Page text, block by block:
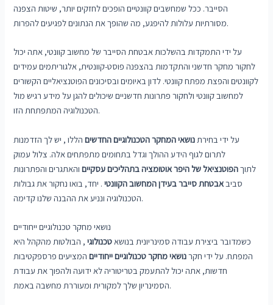
הסייבר. ככל שמחשבים קוונטיים הופכים לחזקים יותר, שיטות הצפנה
מסורתיות עלולות להיפגע, מה שהופך את הנתונים לפגיעים להפרות.
על ידי התמקדות בהשלכות אבטחת הסייבר של מחשוב קוונטי, אתה יכול
לחקור מחקר חדשני והתקדמות בהצפנה פוסט-קוונטית, אלגוריתמים עמידים
לקוונטים והפצת מפתח קוונטי. לדון באיומים ובסיכונים הפוטנציאליים הקשורים
למחשוב קוונטי ולחקור פתרונות חדשניים שיכולים להגן על מידע רגיש מול
הטכנולוגיה המתפתחת הזו.
על ידי בחירת נושאי המחקר הטכנולוגיים החדשיםהללו , יש לך הזדמנות
לתרום לגוף הידע ההולך וגדל בתחומים מתפתחים אלה. צלול עמוק
לתוךהפוטנציאל של היפר אוטומציה בתהליכים עסקייםוהאתגרים והפתרונות
סביבאבטחת סייבר בעידן המחשוב הקוונטי. יחד, בואו נחקור את גבולות
הטכנולוגיה ונניע את ההבנה שלנו קדימה.
נושאי מחקר טכנולוגיים ייחודיים
כשמדובר ביצירת עבודה סמינריונית בנושאטכנולוגי, הבולטות מהקהל היא
המפתח. על ידי חקרנושאי מחקר טכנולוגיים ייחודייםהמציעים פרספקטיבות
חדשות, אתה יכול להתעמק בטריטוריה לא ידועה ולהפוך את עבודת
הסמינריון שלך למקורית ומעוררת מחשבה באמת.